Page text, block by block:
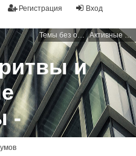
Вход
Регистрация
Темы без ответов Активные темы
и
-